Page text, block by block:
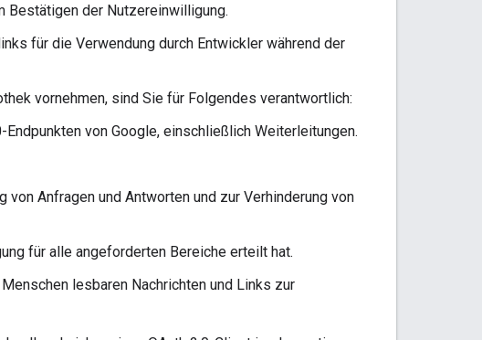
Bestätigen der Nutzereinwilligung.
für die Verwendung durch Entwickler während der
vornehmen, sind Sie für Folgendes verantwortlich:
von Google, einschließlich Weiterleitungen.
Anfragen und Antworten und zur Verhinderung von
für alle angeforderten Bereiche erteilt hat.
lesbaren Nachrichten und Links zur